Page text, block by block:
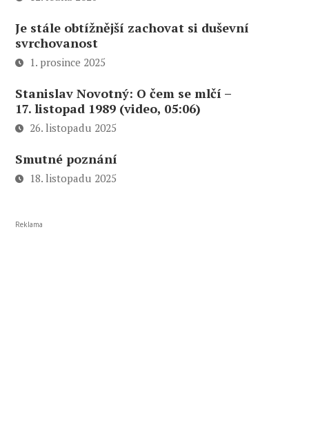
Je stále obtížnější zachovat si duševní
svrchovanost
1. prosince 2025
Stanislav Novotný: O čem se mlčí –
17. listopad 1989 (video, 05:06)
26. listopadu 2025
Smutné poznání
18. listopadu 2025
Reklama